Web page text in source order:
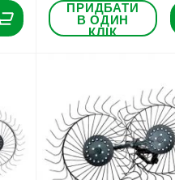
ПРИДБАТИ
В ОДИН
КЛІК